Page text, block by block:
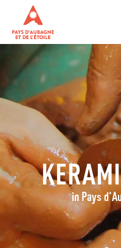
contenu
principal
in Pays